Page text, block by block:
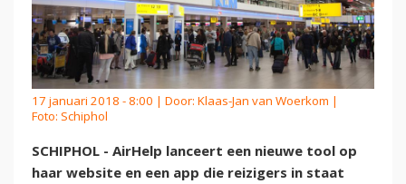
17 januari 2018 - 8:00 | Door: Klaas-Jan van Woerkom |
Foto: Schiphol
SCHIPHOL - AirHelp lanceert een nieuwe tool op
haar website en een app die reizigers in staat